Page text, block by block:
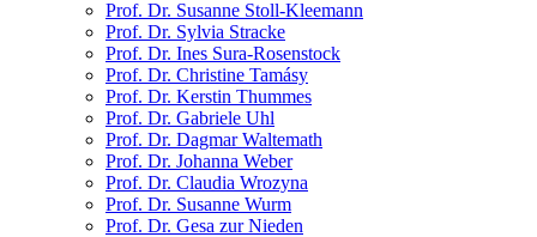
Prof. Dr. Susanne Stoll-Kleemann
Prof. Dr. Sylvia Stracke
Prof. Dr. Ines Sura-Rosenstock
Prof. Dr. Christine Tamásy
Prof. Dr. Kerstin Thummes
Prof. Dr. Gabriele Uhl
Prof. Dr. Dagmar Waltemath
Prof. Dr. Johanna Weber
Prof. Dr. Claudia Wrozyna
Prof. Dr. Susanne Wurm
Prof. Dr. Gesa zur Nieden